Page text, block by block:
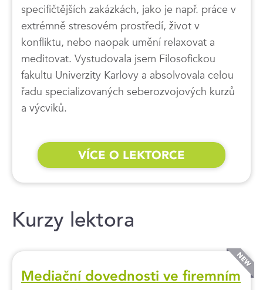
specifičtějších zakázkách, jako je např. práce v
extrémně stresovém prostředí, život v
konfliktu, nebo naopak umění relaxovat a
meditovat. Vystudovala jsem Filosofickou
fakultu Univerzity Karlovy a absolvovala celou
řadu specializovaných seberozvojových kurzů
a výcviků.
VÍCE O LEKTORCE
Kurzy lektora
Mediační dovednosti ve firemním